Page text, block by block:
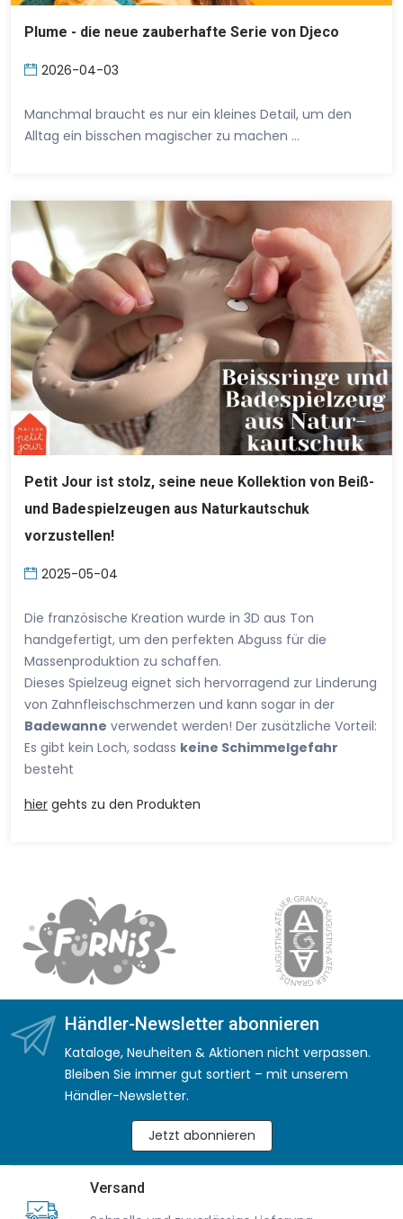
Plume - die neue zauberhafte Serie von Djeco
2026-04-03
Manchmal braucht es nur ein kleines Detail, um den
Alltag ein bisschen magischer zu machen …
Petit Jour ist stolz, seine neue Kollektion von Beiß-
und Badespielzeugen aus Naturkautschuk
vorzustellen!
2025-05-04
Die französische Kreation wurde in 3D aus Ton
handgefertigt, um den perfekten Abguss für die
Massenproduktion zu schaffen.
Dieses Spielzeug eignet sich hervorragend zur Linderung
von Zahnfleischschmerzen und kann sogar in der
Badewanne verwendet werden! Der zusätzliche Vorteil:
Es gibt kein Loch, sodass keine Schimmelgefahr
besteht
hier gehts zu den Produkten
Händler-Newsletter abonnieren
Kataloge, Neuheiten & Aktionen nicht verpassen.
Bleiben Sie immer gut sortiert – mit unserem
Händler-Newsletter.
Jetzt abonnieren
Versand